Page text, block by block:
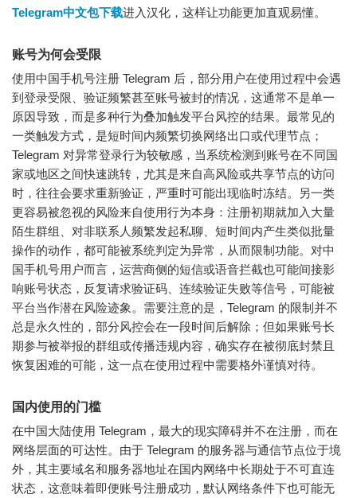
Telegram中文包下载进入汉化，这样让功能更加直观易懂。
账号为何会受限
使用中国手机号注册 Telegram 后，部分用户在使用过程中会遇
到登录受限、验证频繁甚至账号被封的情况，这通常不是单一
原因导致，而是多种行为叠加触发平台风控的结果。最常见的
一类触发方式，是短时间内频繁切换网络出口或代理节点；
Telegram 对异常登录行为较敏感，当系统检测到账号在不同国
家或地区之间快速跳转，尤其是来自高风险或共享节点的访问
时，往往会要求重新验证，严重时可能出现临时冻结。另一类
更容易被忽视的风险来自使用行为本身：注册初期就加入大量
陌生群组、对非联系人频繁发起私聊、短时间内产生类似批量
操作的动作，都可能被系统判定为异常，从而限制功能。对中
国手机号用户而言，运营商侧的短信或语音拦截也可能间接影
响账号状态，反复请求验证码、连续验证失败等信号，可能被
平台当作潜在风险迹象。需要注意的是，Telegram 的限制并不
总是永久性的，部分风控会在一段时间后解除；但如果账号长
期参与被举报的群组或传播违规内容，确实存在被彻底封禁且
恢复困难的可能，这一点在使用过程中需要格外谨慎对待。
国内使用的门槛
在中国大陆使用 Telegram，最大的现实障碍并不在注册，而在
网络层面的可达性。由于 Telegram 的服务器与通信节点位于境
外，其主要域名和服务器地址在国内网络中长期处于不可直连
状态，这意味着即便账号注册成功，默认网络条件下也可能无